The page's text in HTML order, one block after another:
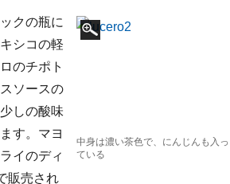
中身は濃い茶色で、にんじんも入っ
ている
クの瓶に
シコの軽
のチポト
ソースの
しの酸味
す。マヨ
イのディ
販売され